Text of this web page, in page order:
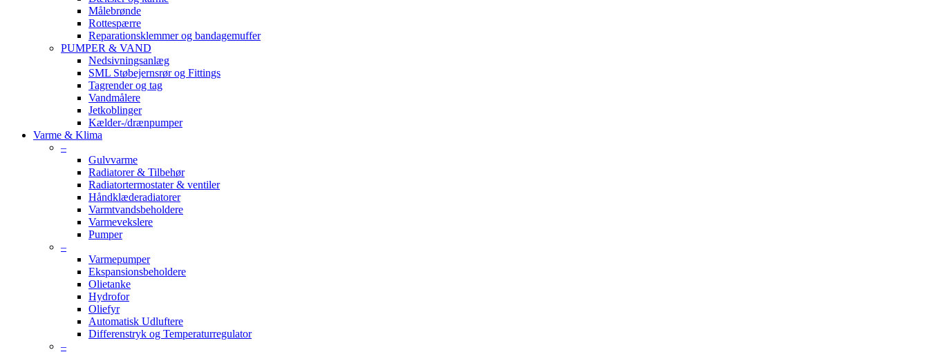
Målebrønde
Rottespærre
Reparationsklemmer og bandagemuffer
PUMPER & VAND
Nedsivningsanlæg
SML Støbejernsrør og Fittings
Tagrender og tag
Vandmålere
Jetkoblinger
Kælder-/drænpumper
Varme & Klima
–
Gulvvarme
Radiatorer & Tilbehør
Radiatortermostater & ventiler
Håndklæderadiatorer
Varmtvandsbeholdere
Varmevekslere
Pumper
–
Varmepumper
Ekspansionsbeholdere
Olietanke
Hydrofor
Oliefyr
Automatisk Udluftere
Differenstryk og Temperaturregulator
–